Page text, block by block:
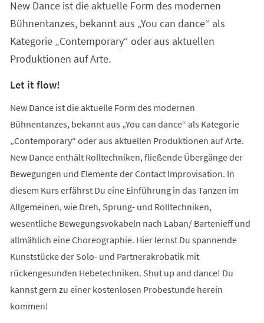
New Dance ist die aktuelle Form des modernen
Bühnentanzes, bekannt aus „You can dance“ als
Kategorie „Contemporary“ oder aus aktuellen
Produktionen auf Arte.
Let it flow!
New Dance ist die aktuelle Form des modernen
Bühnentanzes, bekannt aus „You can dance“ als Kategorie
„Contemporary“ oder aus aktuellen Produktionen auf Arte.
New Dance enthält Rolltechniken, fließende Übergänge der
Bewegungen und Elemente der Contact Improvisation. In
diesem Kurs erfährst Du eine Einführung in das Tanzen im
Allgemeinen, wie Dreh, Sprung- und Rolltechniken,
wesentliche Bewegungsvokabeln nach Laban/ Bartenieff und
allmählich eine Choreographie. Hier lernst Du spannende
Kunststücke der Solo- und Partnerakrobatik mit
rückengesunden Hebetechniken. Shut up and dance! Du
kannst gern zu einer kostenlosen Probestunde herein
kommen!